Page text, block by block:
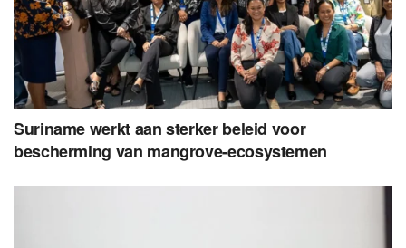
Suriname werkt aan sterker beleid voor
bescherming van mangrove-ecosystemen